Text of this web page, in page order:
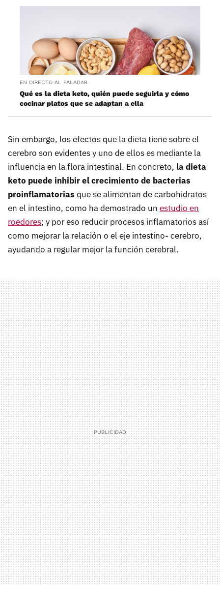
EN DIRECTO AL PALADAR
Qué es la dieta keto, quién puede seguirla y cómo
cocinar platos que se adaptan a ella
Sin embargo, los efectos que la dieta tiene sobre el
cerebro son evidentes y uno de ellos es mediante la
influencia en la flora intestinal. En concreto, la dieta
keto puede inhibirel crecimiento de bacterias
proinflamatorias que se alimentan de carbohidratos
en el intestino, como ha demostrado un estudio en
roedores; y por eso reducir procesos inflamatorios así
como mejorar la relación o el eje intestino- cerebro,
ayudando a regular mejor la función cerebral.